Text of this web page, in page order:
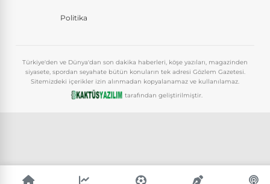
Politika
Türkiye'den ve Dünya'dan son dakika haberleri, köşe yazıları, magazinden
siyasete, spordan seyahate bütün konuların tek adresi Gözlem Gazetesi.
Sitemizdeki içerikler izin alınmadan kopyalanamaz ve kullanılamaz.
tarafından geliştirilmiştir.